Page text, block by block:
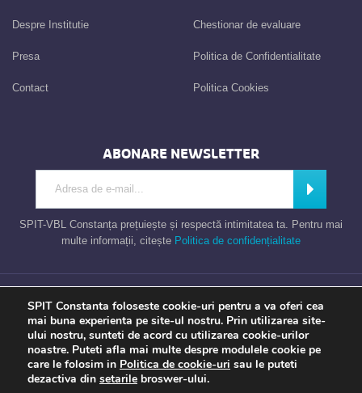
Despre Institutie
Presa
Contact
Chestionar de evaluare
Politica de Confidentialitate
Politica Cookies
ABONARE NEWSLETTER
SPIT-VBL Constanța prețuiește și respectă intimitatea ta. Pentru mai
multe informații, citește Politica de confidențialitate
Taxe Constanta
TU contezi Opinia ta Apel gratuit Newsletter
SPIT Constanta foloseste cookie-uri pentru a va oferi cea
mai buna experienta pe site-ul nostru. Prin utilizarea site-
ului nostru, sunteti de acord cu utilizarea cookie-urilor
noastre. Puteti afla mai multe despre modulele cookie pe
care le folosim in Politica de cookie-uri sau le puteti
dezactiva din setarile broswer-ului.